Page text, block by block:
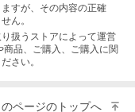
すが、その内容の正確
ん。
り扱うストアによって運営
商品、ご購入 、ご購入に関
さい。
のページのトップへ